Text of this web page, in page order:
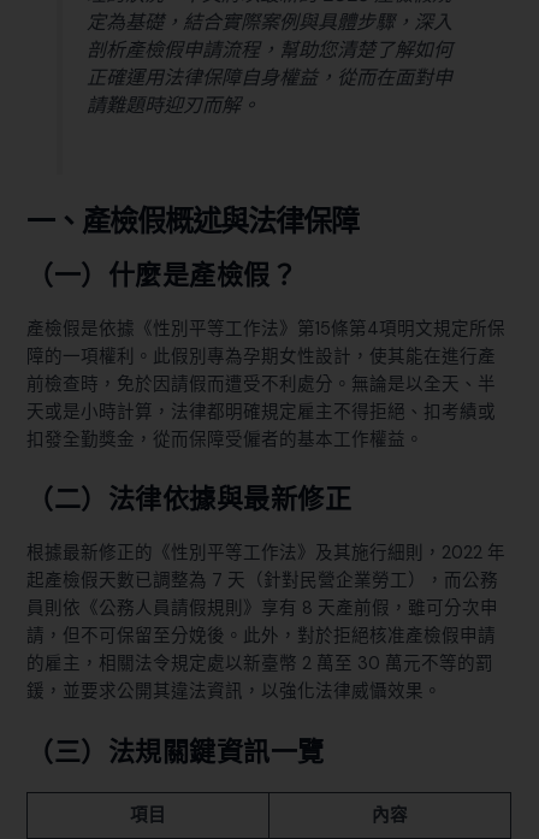
定為基礎，結合實際案例與具體步驟，深入
剖析產檢假申請流程，幫助您清楚了解如何
正確運用法律保障自身權益，從而在面對申
請難題時迎刃而解。
一、產檢假概述與法律保障
（一）什麼是產檢假？
產檢假是依據《性別平等工作法》第15條第4項明文規定所保
障的一項權利。此假別專為孕期女性設計，使其能在進行產
前檢查時，免於因請假而遭受不利處分。無論是以全天、半
天或是小時計算，法律都明確規定雇主不得拒絕、扣考績或
扣發全勤獎金，從而保障受僱者的基本工作權益。
（二）法律依據與最新修正
根據最新修正的《性別平等工作法》及其施行細則，2022 年
起產檢假天數已調整為 7 天（針對民營企業勞工），而公務
員則依《公務人員請假規則》享有 8 天產前假，雖可分次申
請，但不可保留至分娩後。此外，對於拒絕核准產檢假申請
的雇主，相關法令規定處以新臺幣 2 萬至 30 萬元不等的罰
鍰，並要求公開其違法資訊，以強化法律威懾效果。
（三）法規關鍵資訊一覽
項目 內容